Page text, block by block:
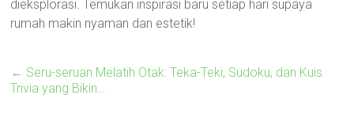
dieksplorasi. Temukan inspirasi baru setiap hari supaya
rumah makin nyaman dan estetik!
← Seru-seruan Melatih Otak: Teka-Teki, Sudoku, dan Kuis
Trivia yang Bikin…